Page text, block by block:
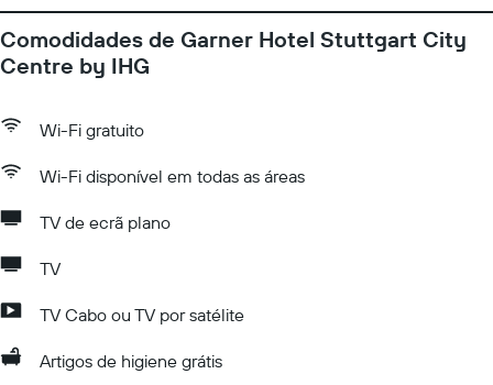
Comodidades de Garner Hotel Stuttgart City
Centre by IHG
Wi-Fi gratuito
Wi-Fi disponível em todas as áreas
TV de ecrã plano
TV
TV Cabo ou TV por satélite
Artigos de higiene grátis